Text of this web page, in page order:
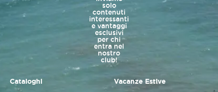
solo
contenuti
interessanti
e vantaggi
esclusivi
per chi
entra nel
nostro
club!
Cataloghi Vacanze Estive